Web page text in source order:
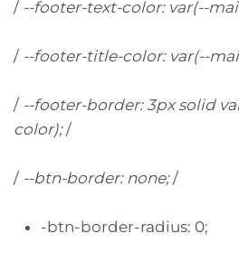
/ --footer-text-color: var(--
/ --footer-title-color: var(--
/ --footer-border: 3px solid
color);/
/ --btn-border: none;/
-btn-border-radius: 0;